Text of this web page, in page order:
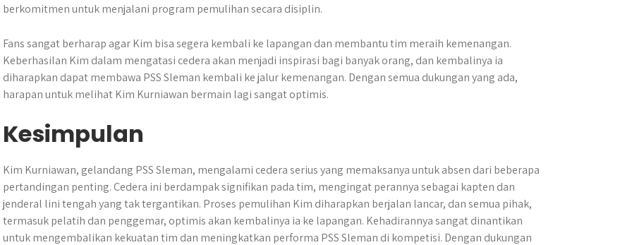
berkomitmen untuk menjalani program pemulihan secara disiplin.
Fans sangat berharap agar Kim bisa segera kembali ke lapangan dan membantu tim meraih kemenangan.
Keberhasilan Kim dalam mengatasi cedera akan menjadi inspirasi bagi banyak orang, dan kembalinya ia
diharapkan dapat membawa PSS Sleman kembali ke jalur kemenangan. Dengan semua dukungan yang ada,
harapan untuk melihat Kim Kurniawan bermain lagi sangat optimis.
Kesimpulan
Kim Kurniawan, gelandang PSS Sleman, mengalami cedera serius yang memaksanya untuk absen dari beberapa
pertandingan penting. Cedera ini berdampak signifikan pada tim, mengingat perannya sebagai kapten dan
jenderal lini tengah yang tak tergantikan. Proses pemulihan Kim diharapkan berjalan lancar, dan semua pihak,
termasuk pelatih dan penggemar, optimis akan kembalinya ia ke lapangan. Kehadirannya sangat dinantikan
untuk mengembalikan kekuatan tim dan meningkatkan performa PSS Sleman di kompetisi. Dengan dukungan